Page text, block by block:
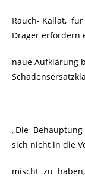
Rauch- Kallat,
Dräger erfordern
naue Aufklärung
„Die
sich nicht in die
mischt zu